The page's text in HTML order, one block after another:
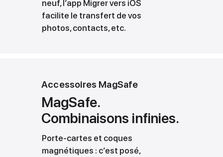
neuf, l’app Migrer vers iOS
facilite le transfert de vos
photos, contacts, etc.
Accessoires MagSafe
MagSafe.
Combinaisons infinies.
Porte-cartes et coques
magnétiques : c’est posé,